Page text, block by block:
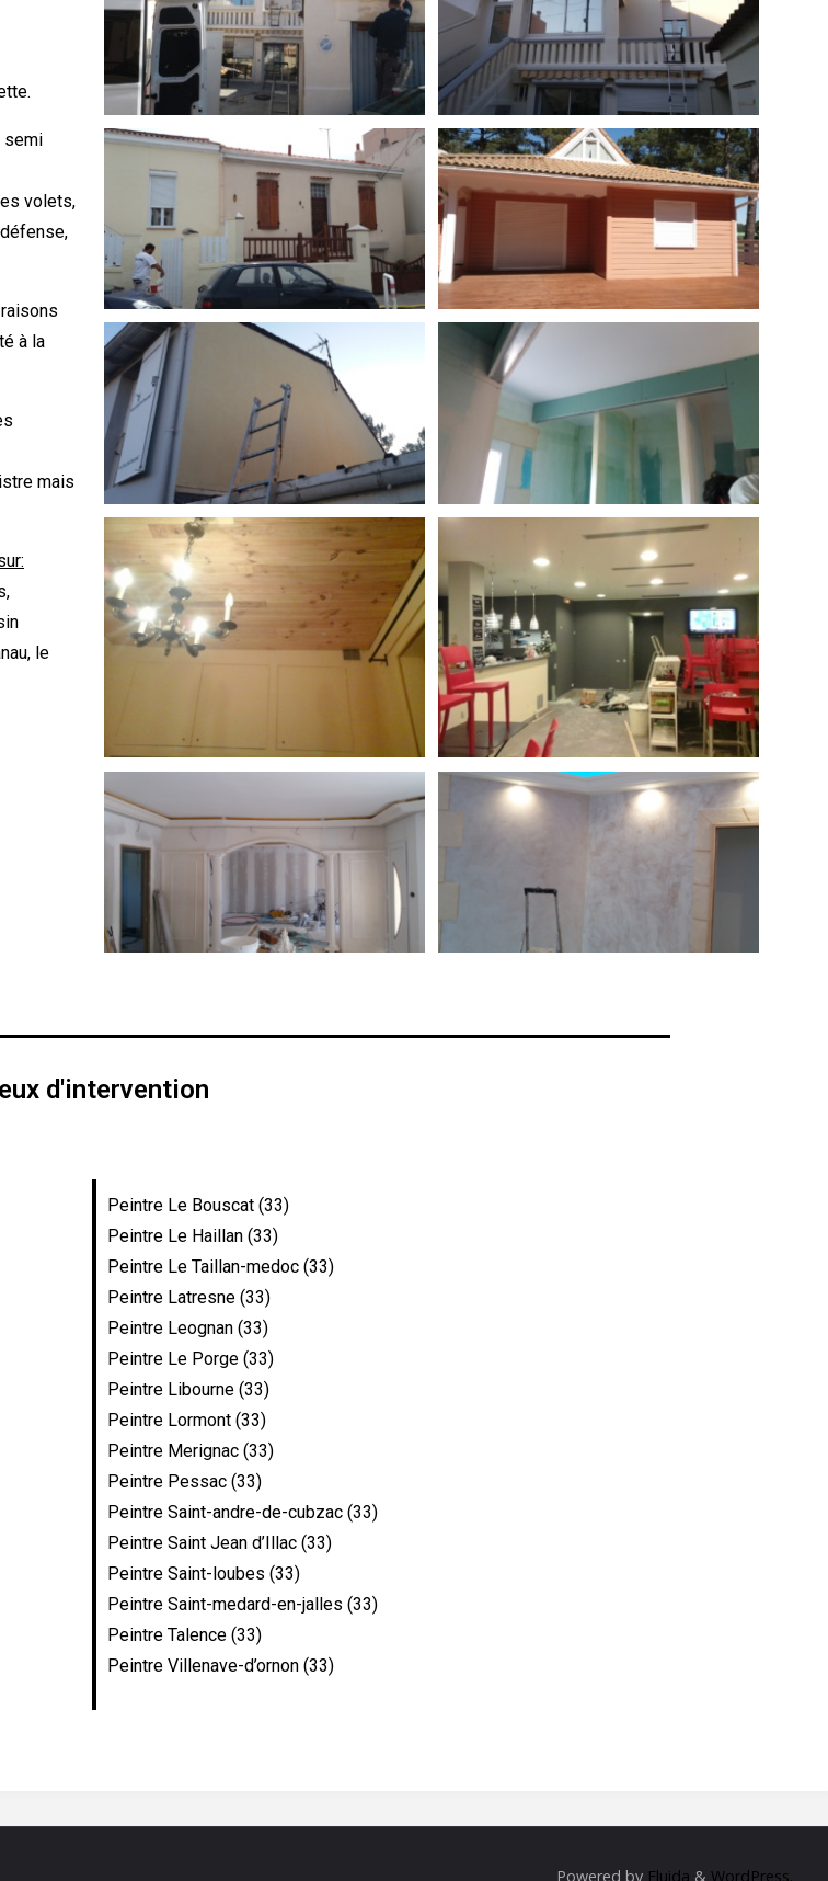
semi
volets,
à la
mais
le
d'intervention
Peintre Le Bouscat (33)
Peintre Le Haillan (33)
Peintre Le Taillan-medoc (33)
Peintre Latresne (33)
Peintre Leognan (33)
Peintre Le Porge (33)
Peintre Libourne (33)
Peintre Lormont (33)
Peintre Merignac (33)
Peintre Pessac (33)
Peintre Saint-andre-de-cubzac (33)
Peintre Saint Jean d’Illac (33)
Peintre Saint-loubes (33)
Peintre Saint-medard-en-jalles (33)
Peintre Talence (33)
Peintre Villenave-d’ornon (33)
Powered by Fluida & WordPress.